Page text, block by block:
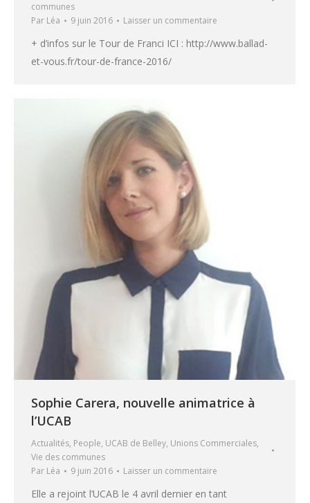
communes
Par Léa 9 juin 2016 Laisser un commentaire
+ d’infos sur le Tour de Franci ICI : http://www.ballad-
et-vous.fr/tour-de-france-2016/
Sophie Carera, nouvelle animatrice à
l’UCAB
Actualités, People, UCAB de Belley, Unions Commerciales,
Vie des communes
Par Léa 9 juin 2016 Laisser un commentaire
Elle a rejoint l’UCAB le 4 avril dernier en tant